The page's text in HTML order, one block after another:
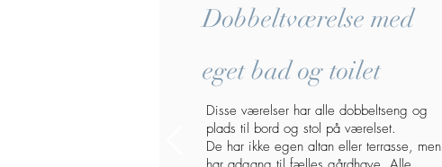
Dobbeltværelse med
eget bad og toilet
Disse værelser har alle dobbeltseng og
plads til bord og stol på værelset.
De har ikke egen altan eller terrasse, men